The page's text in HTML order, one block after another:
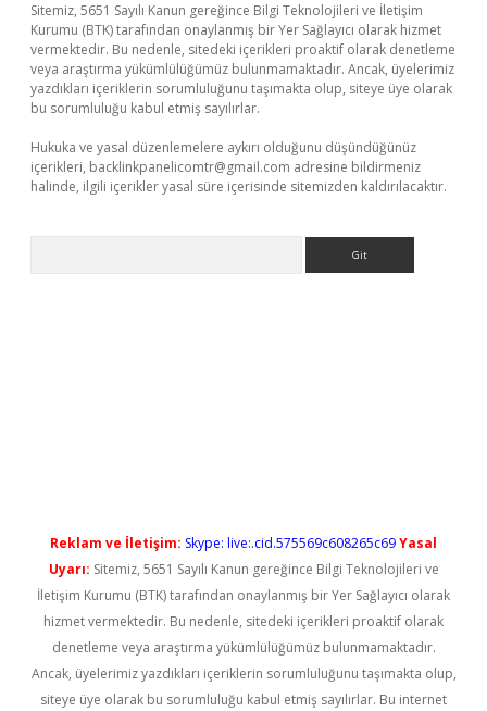
Sitemiz, 5651 Sayılı Kanun gereğince Bilgi Teknolojileri ve İletişim
Kurumu (BTK) tarafından onaylanmış bir Yer Sağlayıcı olarak hizmet
vermektedir. Bu nedenle, sitedeki içerikleri proaktif olarak denetleme
veya araştırma yükümlülüğümüz bulunmamaktadır. Ancak, üyelerimiz
yazdıkları içeriklerin sorumluluğunu taşımakta olup, siteye üye olarak
bu sorumluluğu kabul etmiş sayılırlar.
Hukuka ve yasal düzenlemelere aykırı olduğunu düşündüğünüz
içerikleri, backlinkpanelicomtr@gmail.com adresine bildirmeniz
halinde, ilgili içerikler yasal süre içerisinde sitemizden kaldırılacaktır.
Reklam ve İletişim: Skype: live:.cid.575569c608265c69Yasal
Uyarı: Sitemiz, 5651 Sayılı Kanun gereğince Bilgi Teknolojileri ve
İletişim Kurumu (BTK) tarafından onaylanmış bir Yer Sağlayıcı olarak
hizmet vermektedir. Bu nedenle, sitedeki içerikleri proaktif olarak
denetleme veya araştırma yükümlülüğümüz bulunmamaktadır.
Ancak, üyelerimiz yazdıkları içeriklerin sorumluluğunu taşımakta olup,
siteye üye olarak bu sorumluluğu kabul etmiş sayılırlar. Bu internet